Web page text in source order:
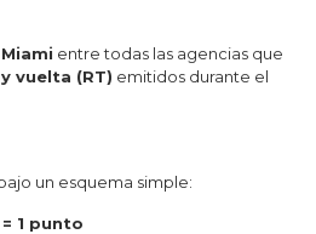
entre todas las agencias que
vuelta (RT) emitidos durante el
un esquema simple:
1 punto